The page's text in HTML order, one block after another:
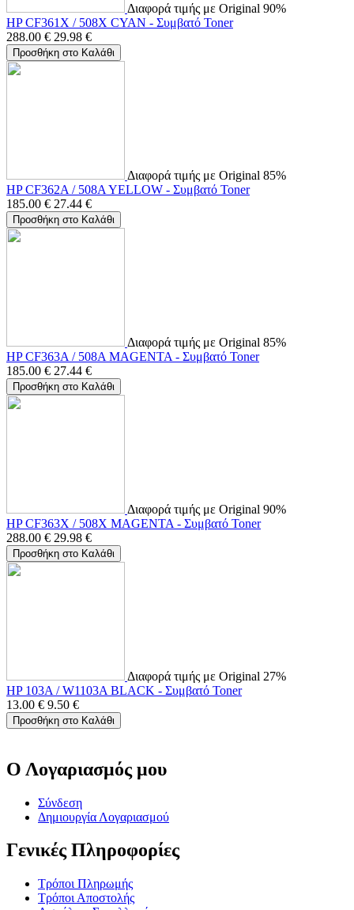
Διαφορά τιμής με Original 90%
HP CF361X / 508X CYAN - Συμβατό Toner
288.00 € 29.98 €
Προσθήκη στο Καλάθι
Διαφορά τιμής με Original 85%
HP CF362A / 508A YELLOW - Συμβατό Toner
185.00 € 27.44 €
Προσθήκη στο Καλάθι
Διαφορά τιμής με Original 85%
HP CF363A / 508A MAGENTA - Συμβατό Toner
185.00 € 27.44 €
Προσθήκη στο Καλάθι
Διαφορά τιμής με Original 90%
HP CF363X / 508X MAGENTA - Συμβατό Toner
288.00 € 29.98 €
Προσθήκη στο Καλάθι
Διαφορά τιμής με Original 27%
HP 103A / W1103A BLACK - Συμβατό Toner
13.00 € 9.50 €
Προσθήκη στο Καλάθι
Ο Λογαριασμός μου
Σύνδεση
Δημιουργία Λογαριασμού
Γενικές Πληροφορίες
Τρόποι Πληρωμής
Τρόποι Αποστολής